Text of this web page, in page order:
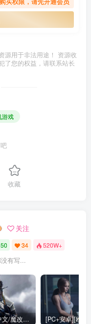
源用于非法用途！ 资源收
了您的权益，请联系站长
游戏
收藏
关注
50 34 520W+
有写...
【3A大作/中文/魔改】巫师3：狂嫖 绅士邪恶魔改版[解压即玩小白福音]【170G/新魔改】